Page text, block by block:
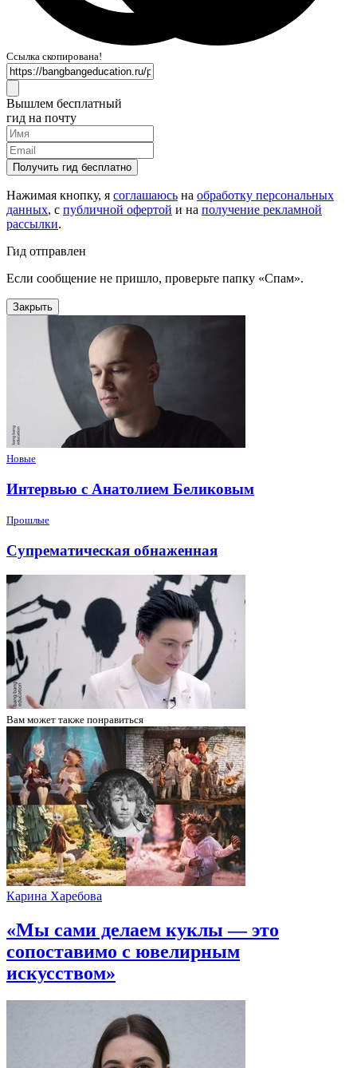
Ссылка скопирована!
Вышлем бесплатный
гид на почту
Получить гид бесплатно
Нажимая кнопку, я соглашаюсь на обработку персональных
данных, с публичной офертой и на получение рекламной
рассылки.
Гид отправлен
Если сообщение не пришло, проверьте папку «Спам».
Закрыть
Новые
Интервью с Анатолием Беликовым
Прошлые
Супрематическая обнаженная
Вам может также понравиться
Карина Харебова
«Мы сами делаем куклы — это
сопоставимо с ювелирным
искусством»